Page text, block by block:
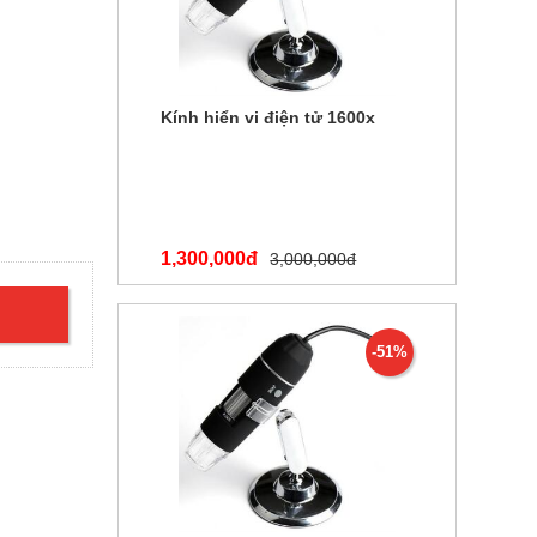
Kính hiển vi điện tử 1600x
1,300,000đ 3,000,000đ
-51%